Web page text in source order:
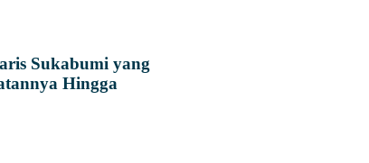
Sukabumi yang
Hingga